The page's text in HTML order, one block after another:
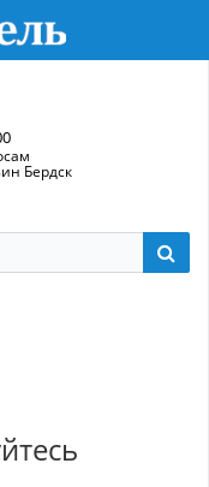
Бердск